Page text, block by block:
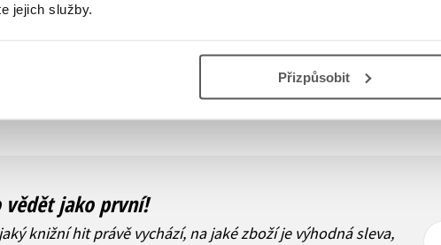
jejich služby.
Přizpůsobit Zobraz záznamů
vědět jako první!
knižní hit právě vychází, na jaké zboží je výhodná sleva,